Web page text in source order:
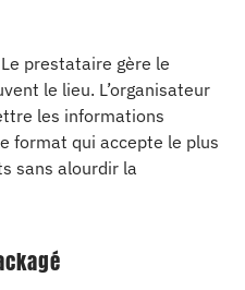
prestataire gère le
le lieu. L’organisateur
les informations
format qui accepte le plus
sans alourdir la